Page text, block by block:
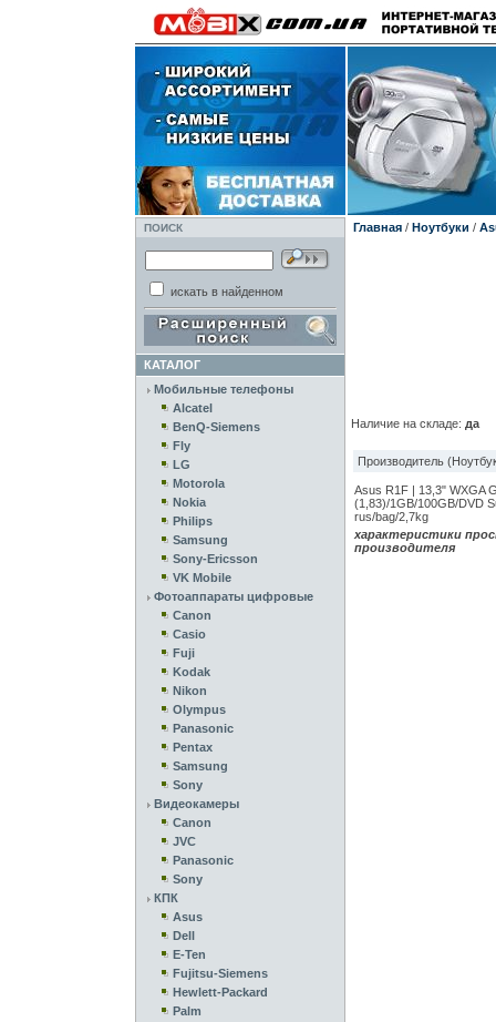
ПОИСК
искать в найденном
КАТАЛОГ
Мобильные телефоны
Alcatel
BenQ-Siemens
Fly
LG
Motorola
Nokia
Philips
Samsung
Sony-Ericsson
VK Mobile
Фотоаппараты цифровые
Canon
Casio
Fuji
Kodak
Nikon
Olympus
Panasonic
Pentax
Samsung
Sony
Видеокамеры
Canon
JVC
Panasonic
Sony
КПК
Asus
Dell
E-Ten
Fujitsu-Siemens
Hewlett-Packard
Palm
Главная/ Ноутбуки /
Наличие на складе: да
Производитель
Asus R1F | 13,3" WXGA
(1,83)/1GB/100GB/DVD
rus/bag/2,7kg
характеристики
производителя